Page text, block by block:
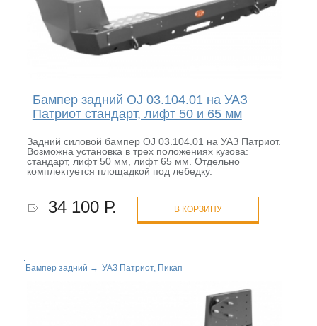
Бампер задний OJ 03.104.01 на УАЗ
Патриот стандарт, лифт 50 и 65 мм
Задний силовой бампер OJ 03.104.01 на УАЗ Патриот.
Возможна установка в трех положениях кузова:
стандарт, лифт 50 мм, лифт 65 мм. Отдельно
комплектуется площадкой под лебедку.
34 100 Р. В КОРЗИНУ
Бампер задний → УАЗ Патриот, Пикап